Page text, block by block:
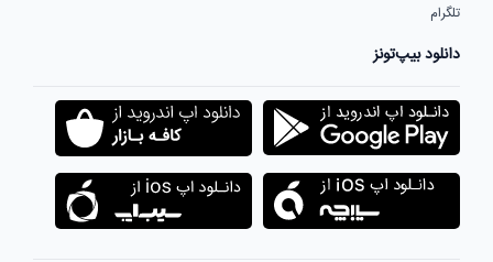
تلگرام
دانلود بیپ‌تونز